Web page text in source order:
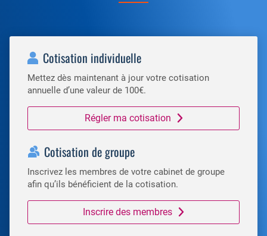
Cotisation individuelle
Mettez dès maintenant à jour votre cotisation
annuelle d’une valeur de 100€.
Régler ma cotisation
Cotisation de groupe
Inscrivez les membres de votre cabinet de groupe
afin qu’ils bénéficient de la cotisation.
Inscrire des membres